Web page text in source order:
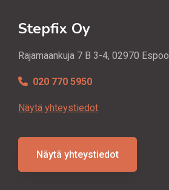
Stepfix Oy
Rajamaankuja 7 B 3-4, 02970 Espoo
020 770 5950
Näytä yhteystiedot
Näytä yhteystiedot